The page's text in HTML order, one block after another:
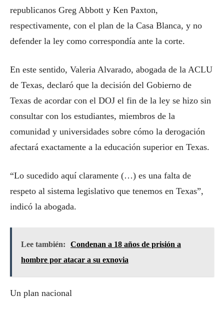
republicanos Greg Abbott y Ken Paxton,
respectivamente, con el plan de la Casa Blanca, y no
defender la ley como correspondía ante la corte.
En este sentido, Valeria Alvarado, abogada de la ACLU
de Texas, declaró que la decisión del Gobierno de
Texas de acordar con el DOJ el fin de la ley se hizo sin
consultar con los estudiantes, miembros de la
comunidad y universidades sobre cómo la derogación
afectará exactamente a la educación superior en Texas.
“Lo sucedido aquí claramente (…) es una falta de
respeto al sistema legislativo que tenemos en Texas”,
indicó la abogada.
Lee también:
Condenan a 18 años de prisión a
hombre por atacar a su exnovia
Un plan nacional